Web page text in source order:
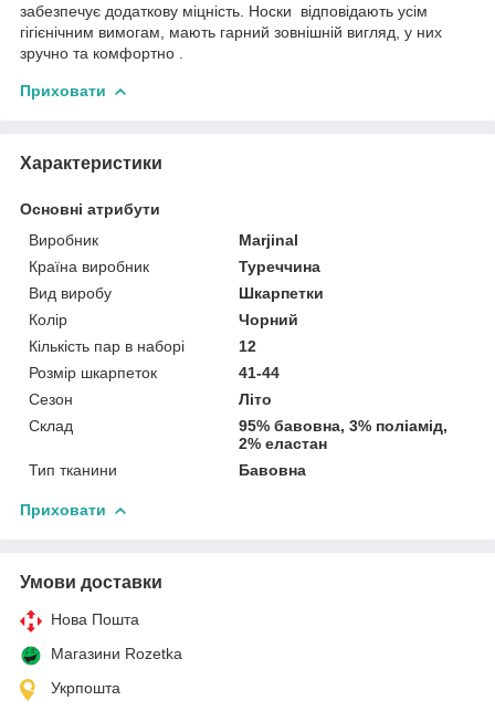
забезпечує додаткову міцність. Носки відповідають усім
гігієнічним вимогам, мають гарний зовнішній вигляд, у них
зручно та комфортно .
Приховати
Характеристики
Основні атрибути
Виробник
Marjinal
Країна виробник
Туреччина
Вид виробу
Шкарпетки
Колір
Чорний
Кількість пар в наборі
12
Розмір шкарпеток
41-44
Сезон
Літо
Склад
95% бавовна, 3% поліамід,
2% еластан
Тип тканини
Бавовна
Приховати
Умови доставки
Нова Пошта
Магазини Rozetka
Укрпошта